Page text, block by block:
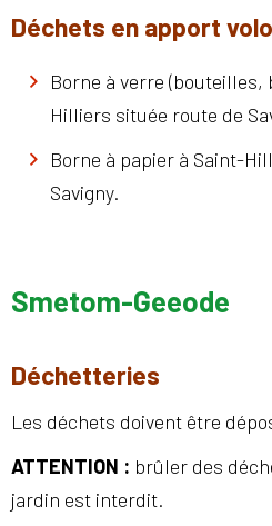
Déchets en apport
Borne à verre (bouteilles,
Hilliers située route de
Borne à papier à Saint-
Savigny.
Smetom-Geeode
Déchetteries
Les déchets doivent être
ATTENTION : brûler des
jardin est interdit.